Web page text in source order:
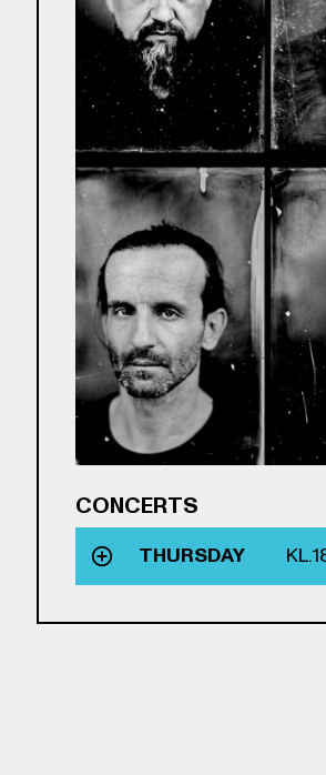
CONCERTS
THURSDAY KL.